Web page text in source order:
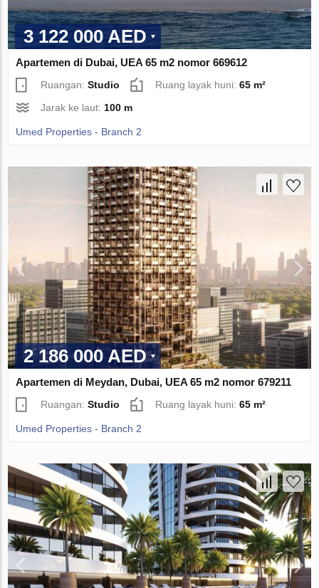
3 122 000 AED
Apartemen di Dubai, UEA 65 m2 nomor 669612
Ruangan:Studio Ruang layak huni:65 m²
Jarak ke laut:100 m
Umed Properties - Branch 2
2 186 000 AED
Apartemen di Meydan, Dubai, UEA 65 m2 nomor 679211
Ruangan:Studio Ruang layak huni:65 m²
Umed Properties - Branch 2